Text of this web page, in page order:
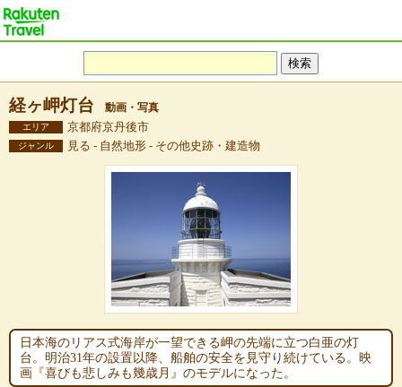
経ヶ岬灯台 動画・写真
エリア 京都府京丹後市
ジャンル 見る - 自然地形 - その他史跡・建造物
日本海のリアス式海岸が一望できる岬の先端に立つ白亜の灯
台。明治31年の設置以降、船舶の安全を見守り続けている。映
画『喜びも悲しみも幾歳月』のモデルになった。